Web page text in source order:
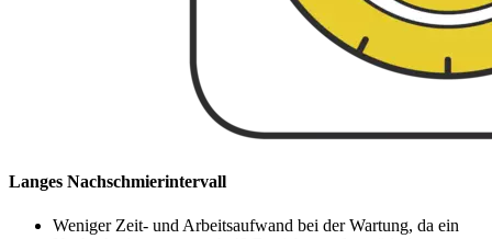
Langes Nachschmierintervall
Weniger Zeit- und Arbeitsaufwand bei der Wartung, da ein